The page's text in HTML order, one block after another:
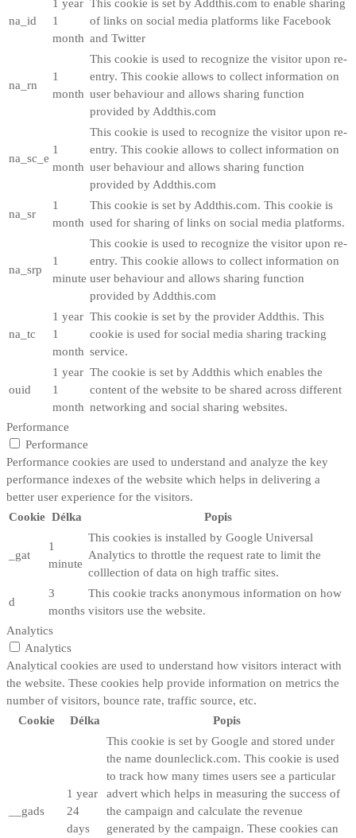
na_id
1 year
1
month
This cookie is set by Addthis.com to enable sharing
of links on social media platforms like Facebook
and Twitter
na_rn
1
month
This cookie is used to recognize the visitor upon re-
entry. This cookie allows to collect information on
user behaviour and allows sharing function
provided by Addthis.com
na_sc_e
1
month
This cookie is used to recognize the visitor upon re-
entry. This cookie allows to collect information on
user behaviour and allows sharing function
provided by Addthis.com
na_sr
1
month
This cookie is set by Addthis.com. This cookie is
used for sharing of links on social media platforms.
na_srp
1
minute
This cookie is used to recognize the visitor upon re-
entry. This cookie allows to collect information on
user behaviour and allows sharing function
provided by Addthis.com
na_tc
1 year
1
month
This cookie is set by the provider Addthis. This
cookie is used for social media sharing tracking
service.
ouid
1 year
1
month
The cookie is set by Addthis which enables the
content of the website to be shared across different
networking and social sharing websites.
Performance
Performance
Performance cookies are used to understand and analyze the key
performance indexes of the website which helps in delivering a
better user experience for the visitors.
Cookie Délka Popis
_gat
1
minute
This cookies is installed by Google Universal
Analytics to throttle the request rate to limit the
colllection of data on high traffic sites.
d
3
months
This cookie tracks anonymous information on how
visitors use the website.
Analytics
Analytics
Analytical cookies are used to understand how visitors interact with
the website. These cookies help provide information on metrics the
number of visitors, bounce rate, traffic source, etc.
Cookie
Délka Popis
__gads
1 year
24
days
This cookie is set by Google and stored under
the name dounleclick.com. This cookie is used
to track how many times users see a particular
advert which helps in measuring the success of
the campaign and calculate the revenue
generated by the campaign. These cookies can